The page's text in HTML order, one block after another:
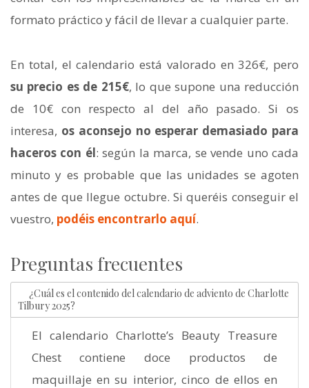
formato práctico y fácil de llevar a cualquier parte.
En total, el calendario está valorado en 326€, pero
su precio es de 215€, lo que supone una reducción
de 10€ con respecto al del año pasado. Si os
interesa, os aconsejo no esperar demasiado para
haceros con él: según la marca, se vende uno cada
minuto y es probable que las unidades se agoten
antes de que llegue octubre. Si queréis conseguir el
vuestro, podéis encontrarlo aquí.
Preguntas frecuentes
¿Cuál es el contenido del calendario de adviento de Charlotte
Tilbury 2025?
El calendario Charlotte’s Beauty Treasure
Chest contiene doce productos de
maquillaje en su interior, cinco de ellos en